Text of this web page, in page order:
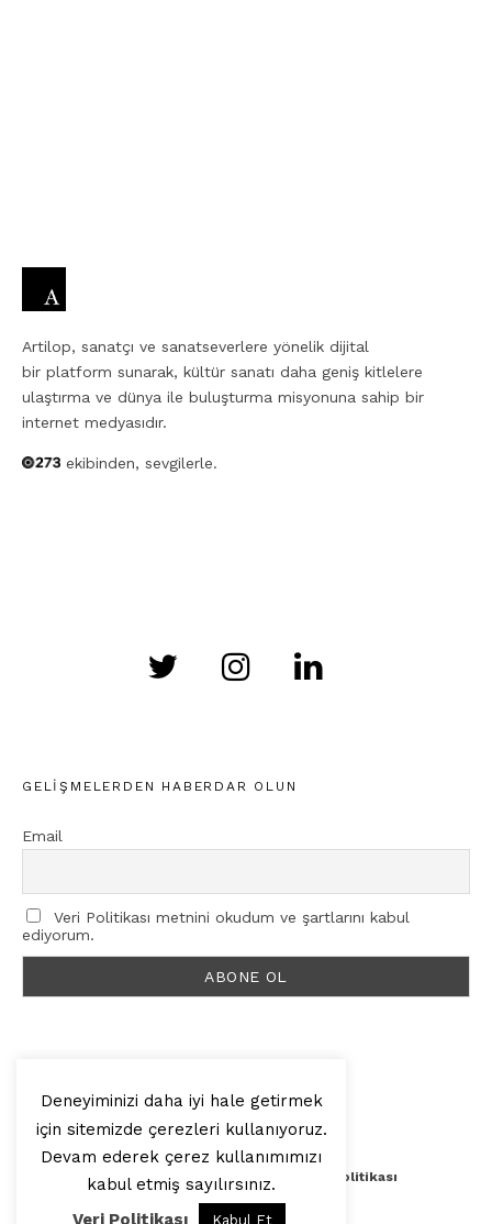
Artilop, sanatçı ve sanatseverlere yönelik dijital
bir platform sunarak, kültür sanatı daha geniş kitlelere
ulaştırma ve dünya ile buluşturma misyonuna sahip bir
internet medyasıdır.
ekibinden, sevgilerle.
GELIŞMELERDEN HABERDAR OLUN
Email
Veri Politikası metnini okudum ve şartlarını kabul
ediyorum.
© 2025, Artilop
Künye Yazar Başvurusu Veri Politikası
Deneyiminizi daha iyi hale getirmek
için sitemizde çerezleri kullanıyoruz.
Devam ederek çerez kullanımımızı
kabul etmiş sayılırsınız.
Veri Politikası
Kabul Et